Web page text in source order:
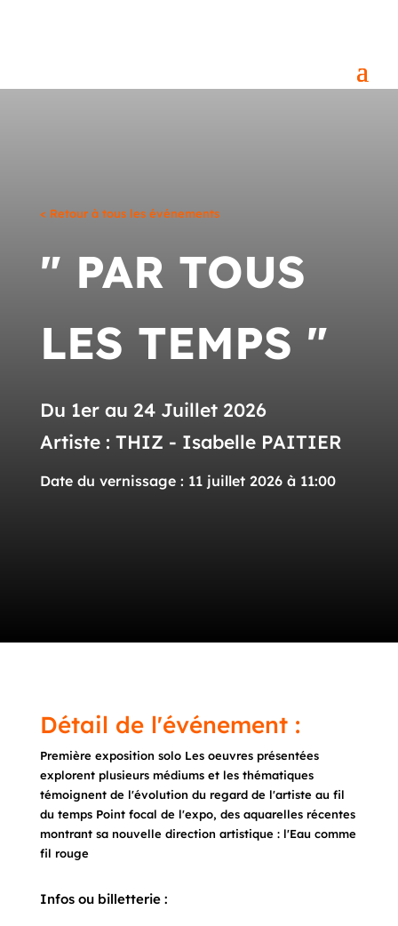
< Retour à tous les événements
" PAR TOUS
LES TEMPS "
Du 1er au 24 Juillet 2026
Artiste : THIZ - Isabelle PAITIER
Date du vernissage : 11 juillet 2026 à 11:00
Détail de l'événement :
Première exposition solo Les oeuvres présentées
explorent plusieurs médiums et les thématiques
témoignent de l'évolution du regard de l'artiste au fil
du temps Point focal de l'expo, des aquarelles récentes
montrant sa nouvelle direction artistique : l'Eau comme
fil rouge
Infos ou billetterie :